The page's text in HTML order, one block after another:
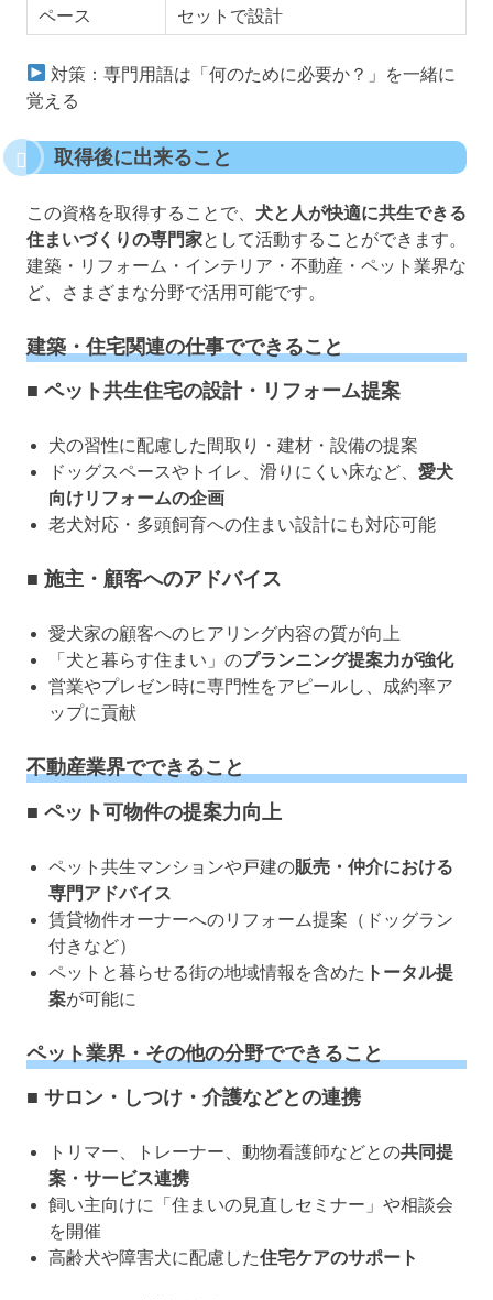
ペース
セットで設計
対策：専門用語は「何のために必要か？」を一緒に
覚える
取得後に出来ること
この資格を取得することで、 犬と人が快適に共生できる
住まいづくりの専門家として活動することができます。
建築・リフォーム・インテリア・不動産・ペット業界な
ど、さまざまな分野で活用可能です。
建築・住宅関連の仕事でできること
■ ペット共生住宅の設計・リフォーム提案
犬の習性に配慮した間取り・建材・設備の提案
ドッグスペースやトイレ、滑りにくい床など、 愛犬
向けリフォームの企画
老犬対応・多頭飼育への住まい設計にも対応可能
■ 施主・顧客へのアドバイス
愛犬家の顧客へのヒアリング内容の質が向上
「犬と暮らす住まい」のプランニング提案力が強化
営業やプレゼン時に専門性をアピールし、成約率ア
ップに貢献
不動産業界でできること
■ ペット可物件の提案力向上
ペット共生マンションや戸建の販売・仲介における
専門アドバイス
賃貸物件オーナーへのリフォーム提案（ドッグラン
付きなど）
ペットと暮らせる街の地域情報を含めた トータル提
案が可能に
ペット業界・その他の分野でできること
■ サロン・しつけ・介護などとの連携
トリマー、トレーナー、動物看護師などとの共同提
案・サービス連携
飼い主向けに「住まいの見直しセミナー」や相談会
を開催
高齢犬や障害犬に配慮した住宅ケアのサポート